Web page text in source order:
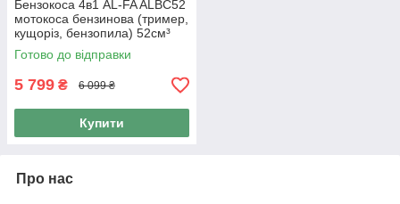
Бензокоса 4в1 AL-FA ALBC52
мотокоса бензинова (тример,
кущоріз, бензопила) 52см³
диск + ліска
Готово до відправки
5 799 ₴ 6 099 ₴
Купити
Про нас